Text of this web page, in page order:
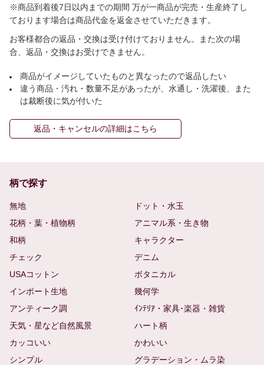
※商品到着後7日以内までの期間 万が一商品が完売・生産終了し
ております場合は商品代金を返金させていただきます。
お客様都合の返品・交換は受け付けておりません。また次の場
合、返品・交換はお受けできません。
商品がイメージしていたものと異なったので返品したい
違う商品・汚れ・数量不足があったが、水通し・洗濯後、また
は裁断後に気が付いた
返品・キャンセルの詳細はこちら
柄で探す
無地
ドット・水玉
花柄・葉・植物柄
アニマル系・生き物
和柄
キャラクター
チェック
デニム
USAコットン
ボタニカル
インポート生地
幾何学
アンティーク調
ｲﾝﾃﾘｱ・家具･楽器・雑貨
天気・星など自然風景
ハート柄
カッコいい
かわいい
シンプル
グラデーション・ムラ染